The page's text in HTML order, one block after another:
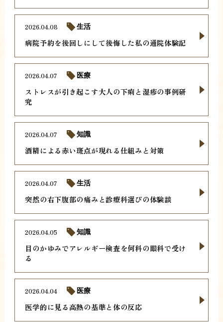
病院予約を後回しにして後悔した私の通院体験記
2026.04.08 生活
ストレスが引き起こす大人の下痢と湿疹の事例研
究
2026.04.07 医療
酒精による赤い斑点が現れる仕組みと対策
2026.04.07 知識
突然の右下腹部の痛みと診療科選びの体験談
2026.04.07 生活
目のかゆみでアレルギー検査を何科の眼科で受け
る
2026.04.05 知識
医学的に見る高熱の基準と体の反応
2026.04.04 医療